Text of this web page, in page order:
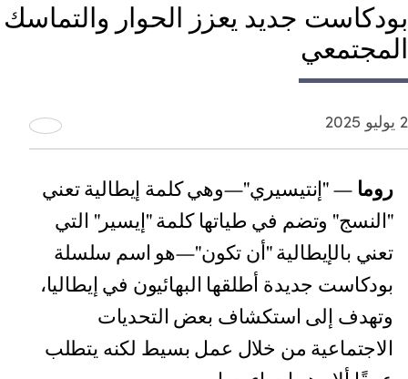
بودكاست جديد يعزز الحوار والتماسك
المجتمعي
2 يوليو 2025
روما — "إنتيسيري"—وهي كلمة إيطالية تعني
"النسج" وتضم في طياتها كلمة "إيسير" التي
تعني بالإيطالية "أن تكون"—هو اسم سلسلة
بودكاست جديدة أطلقها البهائيون في إيطاليا،
وتهدف إلى استكشاف بعض التحديات
الاجتماعية من خلال عمل بسيط لكنه يتطلب